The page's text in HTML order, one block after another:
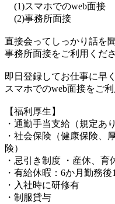
(1)スマホでのweb面接
(2)事務所面接
直接会ってしっかり話を
事務所面接をご利用くだ
即日登録してお仕事に早
スマホでのweb面接をご利
【福利厚生】
・通勤手当支給（規定あり
・社会保険（健康保険、
険）
・忌引き制度 ・産休、育
・有給休暇：6か月勤務後
・入社時に研修有
・制服貸与